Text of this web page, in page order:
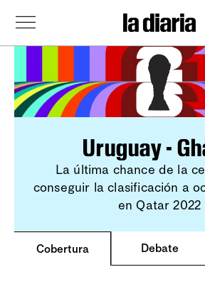
Uruguay -
La última chance de la
conseguir la clasificación a
en Qatar 2022
Cobertura Debate